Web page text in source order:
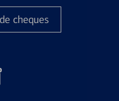
cheques